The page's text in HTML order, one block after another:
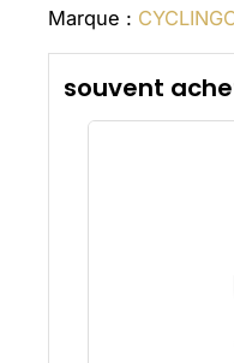
Marque :
souvent